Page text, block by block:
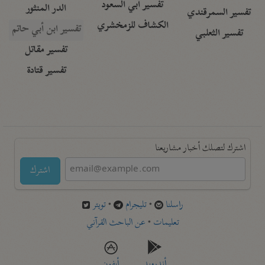
تفسير السمرقندي
تفسير الثعلبي
تفسير أبي السعود
الكشاف للزمخشري
الدر المنثور
تفسير ابن أبي حاتم
تفسير مقاتل
تفسير قتادة
اشترك لتصلك أخبار مشاريعنا
اشترك
راسلنا •تليجرام •تويتر
تعليمات •عن الباحث القرآني